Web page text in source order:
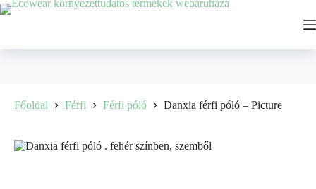
Főoldal Férfi Férfi póló Danxia férfi póló – Picture